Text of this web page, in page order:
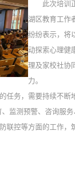
此次培训
湖区教育工作
纷纷表示，将
动探索心理健
理及家校社协
力。
任务，需要持续不
监测预警、咨询服
联控等方面的工作